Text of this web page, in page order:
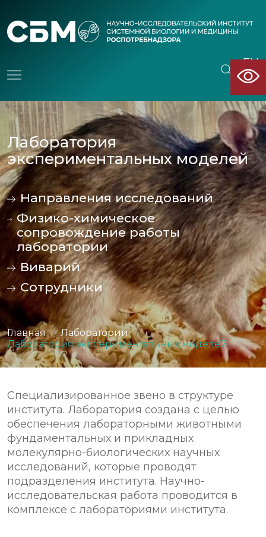
EN
CN
Лаборатория
экспериментальных моделей
Направления исследований
Физико-химическое
сопровождение работы
лаборатории
Виварий
Сотрудники
Главная / Лаборатории
/
Лаборатория экспериментальных моделей
Специализированное звено в структуре
института. Лаборатория создана с целью
обеспечения лабораторными животными
фундаментальных и прикладных
молекулярно-биологических научных
исследований, которые проводят
подразделения института. Научно-
исследовательская работа проводится в
комплексе с лабораториями института.